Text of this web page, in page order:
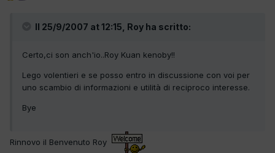
Il 25/9/2007 at 12:15, Roy ha scritto:
Certo,ci son anch'io..Roy Kuan kenoby!!
Lego volentieri e se posso entro in discussione con voi per
uno scambio di informazioni e utilità di reciproco interesse.
Bye
Rinnovo il Benvenuto Roy